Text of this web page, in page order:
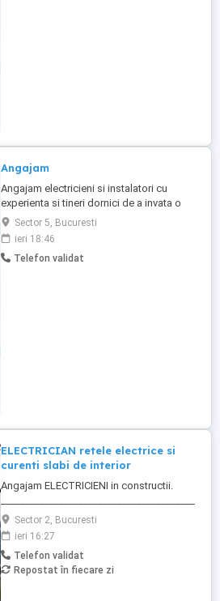
Angajam
Angajam electricieni si instalatori cu
experienta si tineri dornici de a invata o
meserie , pentru lucrari de santier. Program
full time . E-mail : Tel:
Sector 5, Bucuresti
ieri 18:46
Telefon validat
ELECTRICIAN retele electrice si
curenti slabi de interior
Angajam ELECTRICIENI in constructii.
Daca sti ca ai calificare si experienta in
executia si punerea in functiune de
instalatii electrice de joasa tensiune; Ai
deja studii in domeniul electric si vrei sa te
specializezi si pe instalarea
Sector 2, Bucuresti
ieri 16:27
Telefon validat
Repostat în fiecare zi